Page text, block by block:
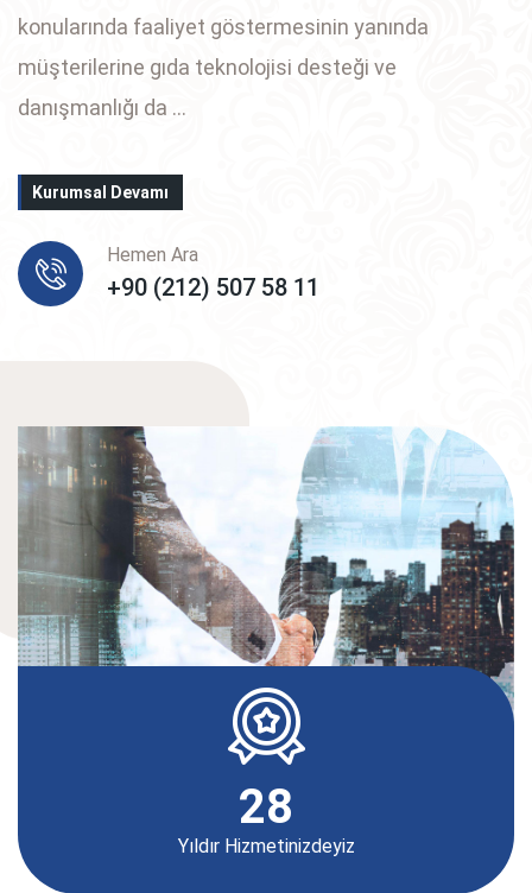
konularında faaliyet göstermesinin yanında
müşterilerine gıda teknolojisi desteği ve
danışmanlığı da ...
Kurumsal Devamı
Hemen Ara
+90 (212) 507 58 11
28
Yıldır Hizmetinizdeyiz